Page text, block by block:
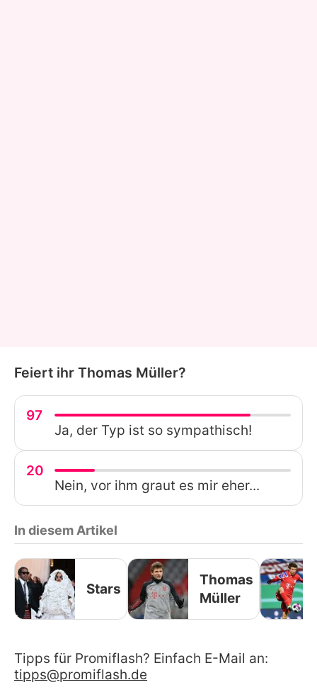
Feiert ihr Thomas Müller?
97
Ja, der Typ ist so sympathisch!
20
Nein, vor ihm graut es mir eher...
In diesem Artikel
Stars
Thomas
Müller
Tipps für Promiflash? Einfach E-Mail an:
tipps@promiflash.de